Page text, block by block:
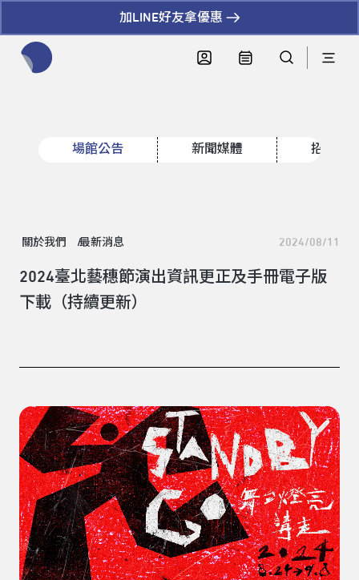
加LINE好友拿優惠
場館公告 新聞媒體 招標資
關於我們 最新消息 2024/08/11
2024臺北藝穗節演出資訊更正及手冊電子版
下載（持續更新）